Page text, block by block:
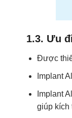
1.3. Ưu
Được
Implant
Implant
giúp kích